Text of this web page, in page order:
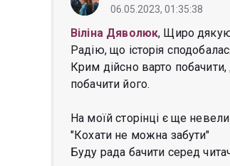
06.05.2023, 01:35:38
Віліна Дяволюк, Щиро дякую
Радію, що історія
Крим дійсно варто
побачити його.
На моїй сторінці є ще
"Кохати не можна забути"
Буду рада бачити серед